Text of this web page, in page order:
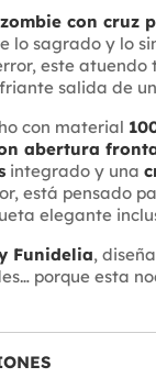
con cruz
lo sagrado y lo
este atuendo
salida de
con material
abertura
integrado y una
está pensado
elegante
Funidelia,
porque esta